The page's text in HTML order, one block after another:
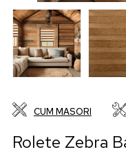
CUM MASORI
Rolete Zebra